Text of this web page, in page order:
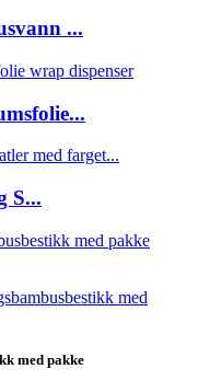
...
S...
med pakke